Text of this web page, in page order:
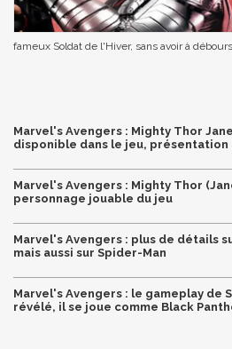
fameux Soldat de l'Hiver, sans avoir à
Marvel's Avengers : Mighty Thor
disponible dans le jeu, présentation
Marvel's Avengers : Mighty Thor
personnage jouable du jeu
Marvel's Avengers : plus de détails
mais aussi sur Spider-Man
Marvel's Avengers : le gameplay de
révélé, il se joue comme Black